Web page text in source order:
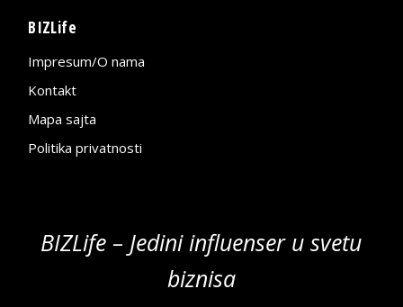
BIZLife
Impresum/O nama
Kontakt
Mapa sajta
Politika privatnosti
BIZLife – Jedini influenser u svetu
biznisa